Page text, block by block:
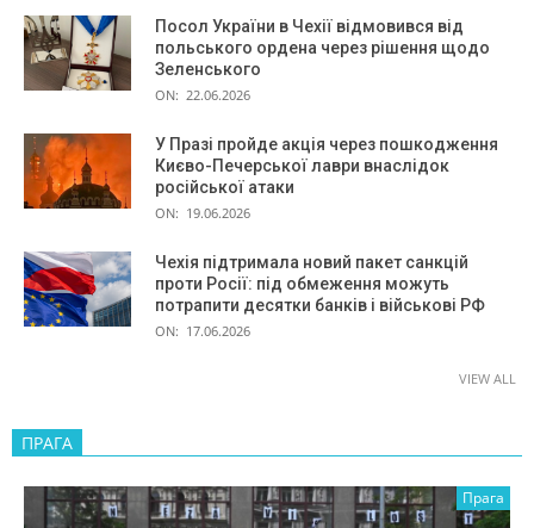
Посол України в Чехії відмовився від
польського ордена через рішення щодо
Зеленського
ON: 22.06.2026
У Празі пройде акція через пошкодження
Києво-Печерської лаври внаслідок
російської атаки
ON: 19.06.2026
Чехія підтримала новий пакет санкцій
проти Росії: під обмеження можуть
потрапити десятки банків і військові РФ
ON: 17.06.2026
VIEW ALL
ПРАГА
Прага